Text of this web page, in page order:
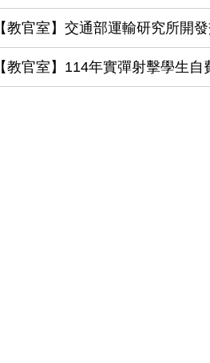
【教官室】交通部運輸研究所開
【教官室】114年實彈射擊學生自